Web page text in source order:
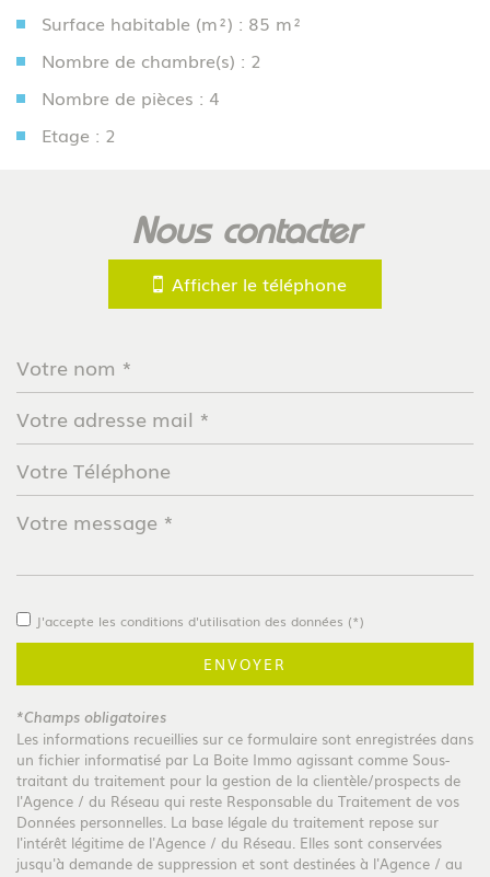
Surface habitable (m²) : 85 m²
Nombre de chambre(s) : 2
Nombre de pièces : 4
Etage : 2
École primaire
Enseignement supérieur
statistiques
nous contacter
Afficher le téléphone
J'accepte les conditions d'utilisation des données (*)
ENVOYER
*Champs obligatoires
Les informations recueillies sur ce formulaire sont enregistrées dans
un fichier informatisé par La Boite Immo agissant comme Sous-
traitant du traitement pour la gestion de la clientèle/prospects de
l'Agence / du Réseau qui reste Responsable du Traitement de vos
Données personnelles. La base légale du traitement repose sur
l'intérêt légitime de l'Agence / du Réseau. Elles sont conservées
jusqu'à demande de suppression et sont destinées à l'Agence / au